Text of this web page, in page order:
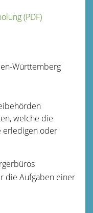
(PDF)
Württemberg
welche die
erledigen oder
die Aufgaben einer